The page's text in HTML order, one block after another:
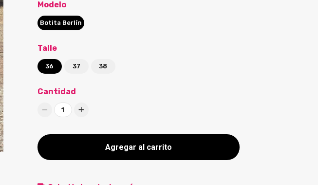
Modelo
Botita Berlín
Talle
36 37 38
Cantidad
1
Agregar al carrito